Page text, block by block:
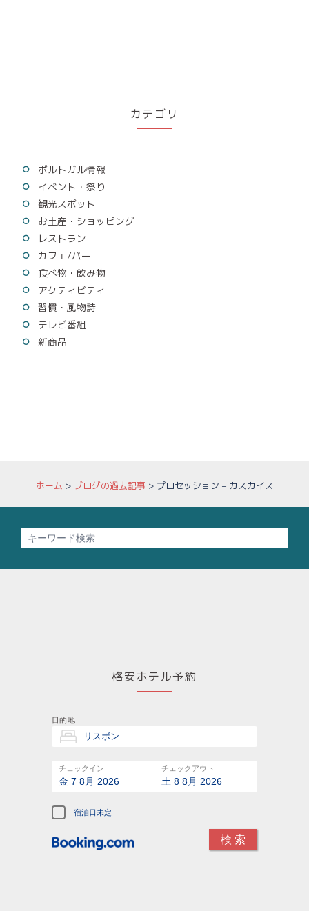
カテゴリ
ポルトガル情報
イベント・祭り
観光スポット
お土産・ショッピング
レストラン
カフェ/バー
食べ物・飲み物
アクティビティ
習慣・風物詩
テレビ番組
新商品
ホーム > ブログの過去記事 > プロセッション – カスカイス
格安ホテル予約
目的地
チェックイン
金 7 8月 2026
チェックアウト
土 8 8月 2026
宿泊日未定